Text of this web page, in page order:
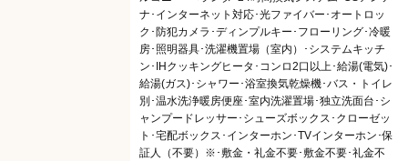
ナ･インターネット対応･光ファイバー･オートロッ
ク･防犯カメラ･ディンプルキー･フローリング･冷暖
房･照明器具･洗濯機置場（室内）･システムキッチ
ン･IHクッキングヒータ･コンロ2口以上･給湯(電気)･
給湯(ガス)･シャワー･浴室換気乾燥機･バス・トイレ
別･温水洗浄暖房便座･室内洗濯置場･独立洗面台･シ
ャンプードレッサー･シューズボックス･クローゼッ
ト･宅配ボックス･インターホン･TVインターホン･保
証人（不要）※･敷金・礼金不要･敷金不要･礼金不